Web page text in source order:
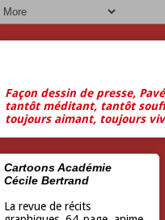
Façon dessin de presse,
tantôt méditant, tantôt
toujours aimant, toujours
Cartoons Académie
Cécile Bertrand
La revue de récits